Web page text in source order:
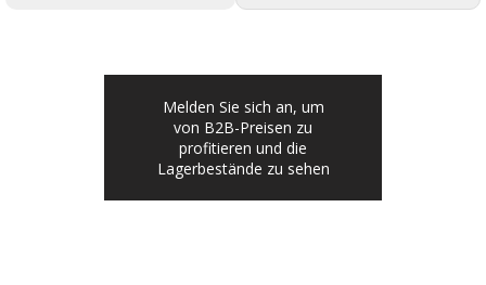
Melden Sie sich an, um
von B2B-Preisen zu
profitieren und die
Lagerbestände zu sehen